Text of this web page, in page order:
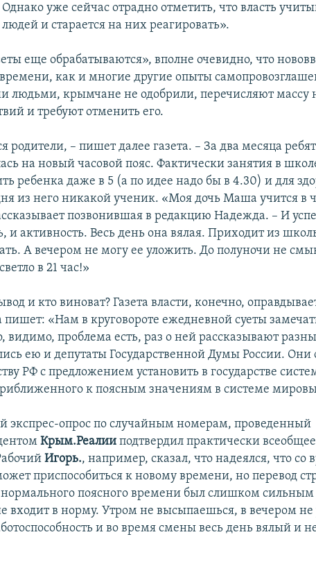
уже сейчас отрадно отметить, что власть
и старается на них реагировать».
еще обрабатываются», вполне очевидно, что
как и многие другие опыты
людьми, крымчане не одобрили, перечисляют массу
и требуют отменить его.
родители, – пишет далее газета. – За два месяца
на новый часовой пояс. Фактически занятия в
ребенка даже в 5 (а по идее надо бы в 4.30) и для
из него никакой ученик. «Моя дочь Маша учится в
позвонившая в редакцию Надежда. – И
и активность. Весь день она вялая. Приходит из
А вечером не могу ее уложить. До полуночи не
в 21 час!»
и кто виноват? Газета власти, конечно,
пишет: «Нам в круговороте ежедневной суеты
видимо, проблема есть, раз о ней рассказывают
ею и депутаты Государственной Думы России. Они
РФ с предложением установить в государстве
к поясным значениям в системе
экспрес-опрос по случайным номерам, проведенный
Крым.Реалии подтвердил практически
Игорь., например, сказал, что надеялся, что со
приспособиться к новому времени, но перевод
нормального поясного времени был слишком сильным
входит в норму. Утром не высыпаешься, в вечером
и во время смены весь день вялый и